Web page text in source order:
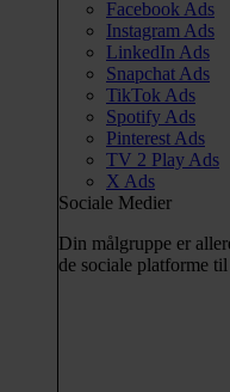
Facebook Ads
Instagram Ads
LinkedIn Ads
Snapchat Ads
TikTok Ads
Spotify Ads
Pinterest Ads
TV 2 Play Ads
X Ads
Sociale Medier
Din målgruppe er
de sociale platforme